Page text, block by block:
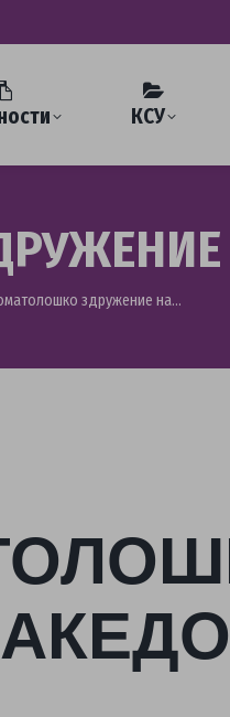
КСУ
здружение на…